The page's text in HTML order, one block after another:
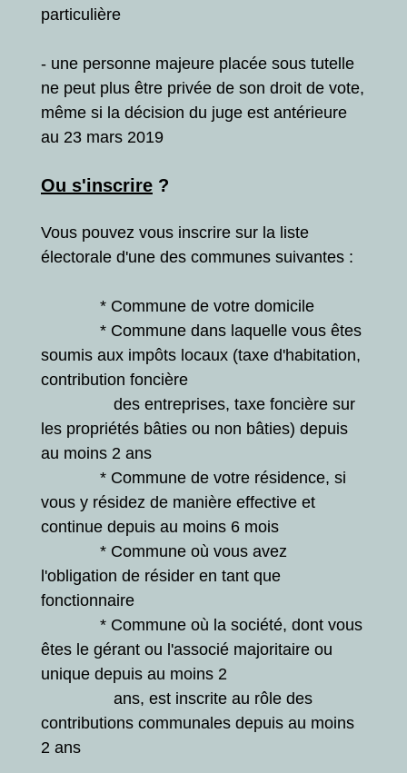
particulière
- une personne majeure placée sous tutelle
ne peut plus être privée de son droit de vote,
même si la décision du juge est antérieure
au 23 mars 2019
Ou s'inscrire ?
Vous pouvez vous inscrire sur la liste
électorale d'une des communes suivantes :
* Commune de votre domicile
* Commune dans laquelle vous êtes
soumis aux impôts locaux (taxe d'habitation,
contribution foncière
des entreprises, taxe foncière sur
les propriétés bâties ou non bâties) depuis
au moins 2 ans
* Commune de votre résidence, si
vous y résidez de manière effective et
continue depuis au moins 6 mois
* Commune où vous avez
l'obligation de résider en tant que
fonctionnaire
* Commune où la société, dont vous
êtes le gérant ou l'associé majoritaire ou
unique depuis au moins 2
ans, est inscrite au rôle des
contributions communales depuis au moins
2 ans